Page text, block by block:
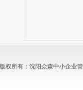
版权所有：沈阳众森中小企业